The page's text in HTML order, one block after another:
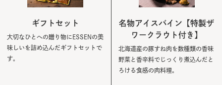
ギフトセット
大切なひとへの贈り物にESSENの美
味しいを詰め込んだギフトセットで
す。
名物アイスバイン【特製ザ
ワークラウト付き】
北海道産の豚すね肉を数種類の香味
野菜と香辛料でじっくり煮込んだと
ろける食感の肉料理。